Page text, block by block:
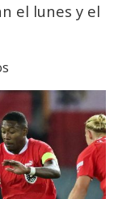
el lunes y el